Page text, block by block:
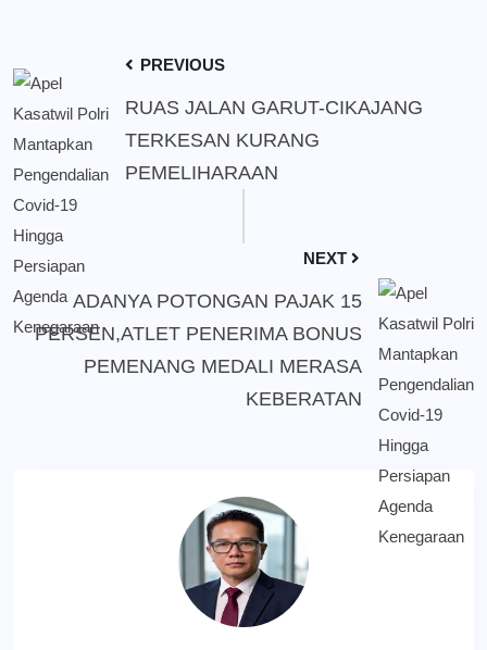
PREVIOUS
RUAS JALAN GARUT-CIKAJANG
TERKESAN KURANG
PEMELIHARAAN
NEXT
ADANYA POTONGAN PAJAK 15
PERSEN,ATLET PENERIMA BONUS
PEMENANG MEDALI MERASA
KEBERATAN